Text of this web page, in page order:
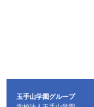
玉手山学園グループ